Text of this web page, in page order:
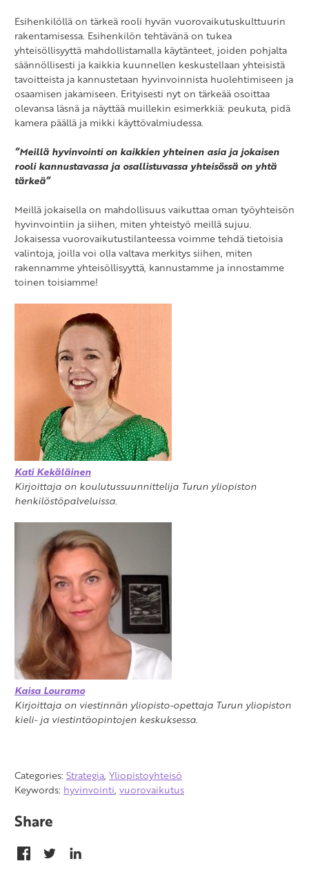
Esihenkilöllä on tärkeä rooli hyvän vuorovaikutuskulttuurin
rakentamisessa. Esihenkilön tehtävänä on tukea
yhteisöllisyyttä mahdollistamalla käytänteet, joiden pohjalta
säännöllisesti ja kaikkia kuunnellen keskustellaan yhteisistä
tavoitteista ja kannustetaan hyvinvoinnista huolehtimiseen ja
osaamisen jakamiseen. Erityisesti nyt on tärkeää osoittaa
olevansa läsnä ja näyttää muillekin esimerkkiä: peukuta, pidä
kamera päällä ja mikki käyttövalmiudessa.
“Meillä hyvinvointi on kaikkien yhteinen asia ja jokaisen
rooli kannustavassa ja osallistuvassa yhteisössä on yhtä
tärkeä”
Meillä jokaisella on mahdollisuus vaikuttaa oman työyhteisön
hyvinvointiin ja siihen, miten yhteistyö meillä sujuu.
Jokaisessa vuorovaikutustilanteessa voimme tehdä tietoisia
valintoja, joilla voi olla valtava merkitys siihen, miten
rakennamme yhteisöllisyyttä, kannustamme ja innostamme
toinen toisiamme!
Kati Kekäläinen
Kirjoittaja on koulutussuunnittelija Turun yliopiston
henkilöstöpalveluissa.
Kaisa Louramo
Kirjoittaja on viestinnän yliopisto-opettaja Turun yliopiston
kieli- ja viestintäopintojen keskuksessa.
Categories: Strategia, Yliopistoyhteisö
Keywords: hyvinvointi, vuorovaikutus
Share